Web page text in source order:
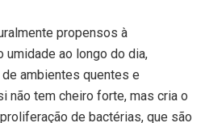
propensos à
umidade ao longo do dia,
ambientes quentes e
não tem cheiro forte, mas cria o
de bactérias, que são